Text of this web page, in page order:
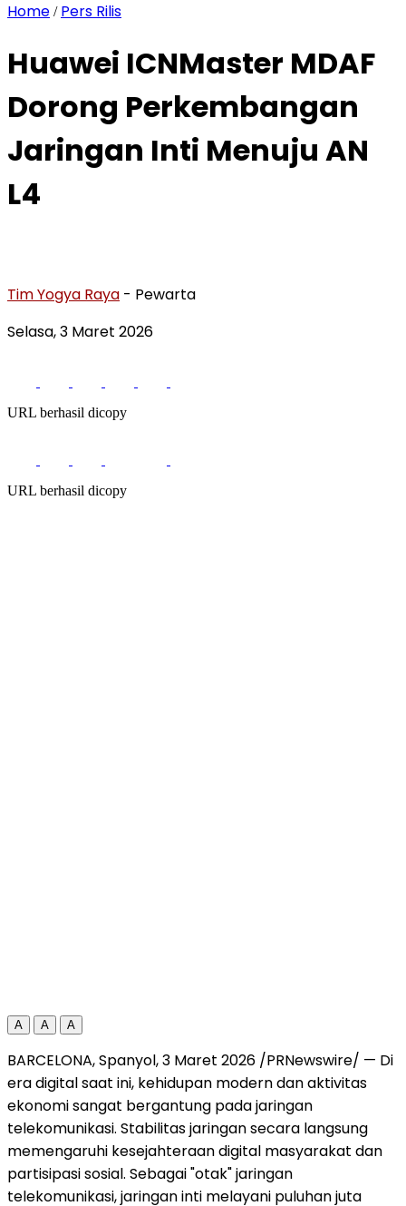
Home / Pers Rilis
Huawei ICNMaster MDAF
Dorong Perkembangan
Jaringan Inti Menuju AN
L4
Tim Yogya Raya - Pewarta
Selasa, 3 Maret 2026
URL berhasil dicopy
URL berhasil dicopy
A A A
BARCELONA, Spanyol, 3 Maret 2026 /PRNewswire/ — Di
era digital saat ini, kehidupan modern dan aktivitas
ekonomi sangat bergantung pada jaringan
telekomunikasi. Stabilitas jaringan secara langsung
memengaruhi kesejahteraan digital masyarakat dan
partisipasi sosial. Sebagai "otak" jaringan
telekomunikasi, jaringan inti melayani puluhan juta